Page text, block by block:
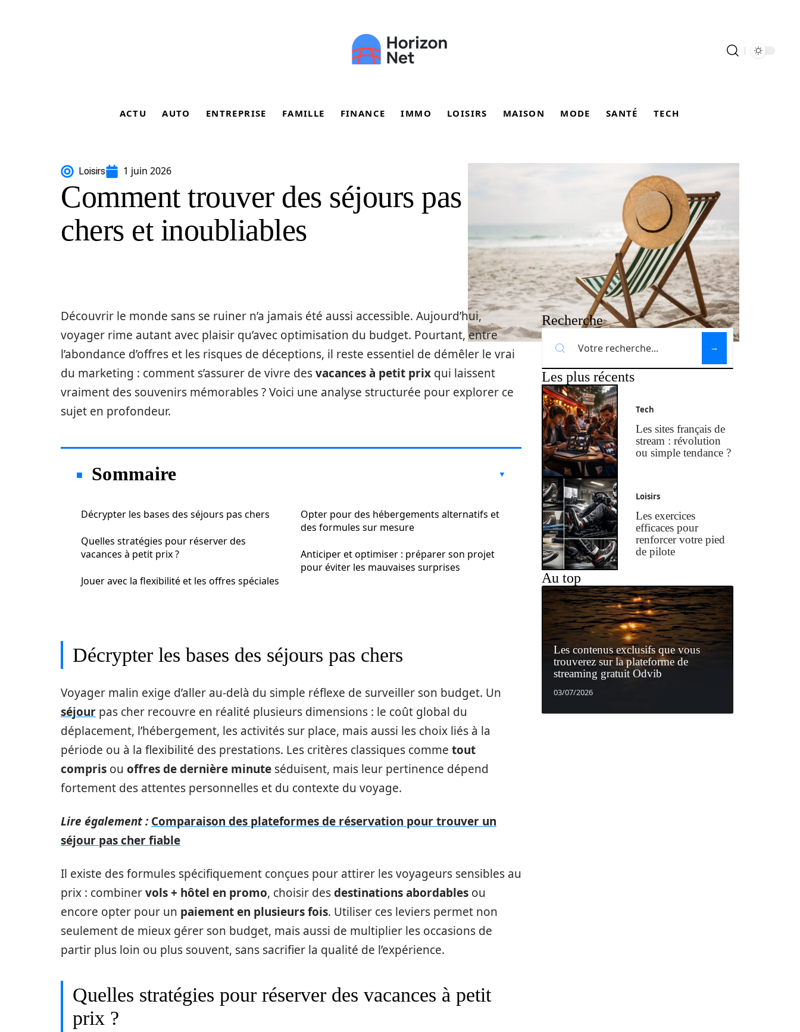
ACTU AUTO ENTREPRISE FAMILLE FINANCE IMMO LOISIRS MAISON MODE SANTÉ TECH
Loisirs 1 juin 2026
Comment trouver des séjours pas
chers et inoubliables
Découvrir le monde sans se ruiner n’a jamais été aussi accessible. Aujourd’hui,
voyager rime autant avec plaisir qu’avec optimisation du budget. Pourtant, entre
l’abondance d’offres et les risques de déceptions, il reste essentiel de démêler le vrai
du marketing : comment s’assurer de vivre desvacances à petit prix qui laissent
vraiment des souvenirs mémorables ? Voici une analyse structurée pour explorer ce
sujet en profondeur.
Sommaire
Décrypter les bases des séjours pas chers
Quelles stratégies pour réserver des
vacances à petit prix ?
Jouer avec la flexibilité et les offres spéciales
Opter pour des hébergements alternatifs et
des formules sur mesure
Anticiper et optimiser : préparer son projet
pour éviter les mauvaises surprises
Décrypter les bases des séjours pas chers
Voyager malin exige d’aller au-delà du simple réflexe de surveiller son budget. Un
séjour pas cher recouvre en réalité plusieurs dimensions : le coût global du
déplacement, l’hébergement, les activités sur place, mais aussi les choix liés à la
période ou à la flexibilité des prestations. Les critères classiques comme tout
compris ou offres de dernière minute séduisent, mais leur pertinence dépend
fortement des attentes personnelles et du contexte du voyage.
Lire également : Comparaison des plateformes de réservation pour trouver un
séjour pas cher fiable
Il existe des formules spécifiquement conçues pour attirer les voyageurs sensibles au
prix : combinervols + hôtel en promo, choisir desdestinations abordables ou
encore opter pour un paiement en plusieurs fois. Utiliser ces leviers permet non
seulement de mieux gérer son budget, mais aussi de multiplier les occasions de
partir plus loin ou plus souvent, sans sacrifier la qualité de l’expérience.
Quelles stratégies pour réserver des vacances à petit
prix ?
Recherche
Les plus récents
Tech
Les sites français de
stream : révolution
ou simple tendance ?
Loisirs
Les exercices
efficaces pour
renforcer votre pied
de pilote
Au top
Les contenus exclusifs que vous
trouverez sur la plateforme de
streaming gratuit Odvib
03/07/2026